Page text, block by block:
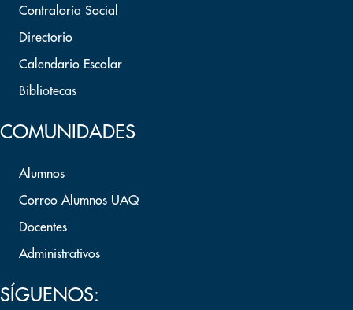
Contraloría Social
Directorio
Calendario Escolar
Bibliotecas
COMUNIDADES
Alumnos
Correo Alumnos UAQ
Docentes
Administrativos
SÍGUENOS: